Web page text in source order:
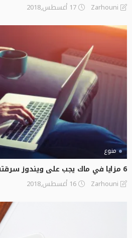
Zarhouni 17 أغسطس,2018
منوع
6 مزايا في ماك يجب على ويندوز سرقتها!
Zarhouni 16 أغسطس,2018